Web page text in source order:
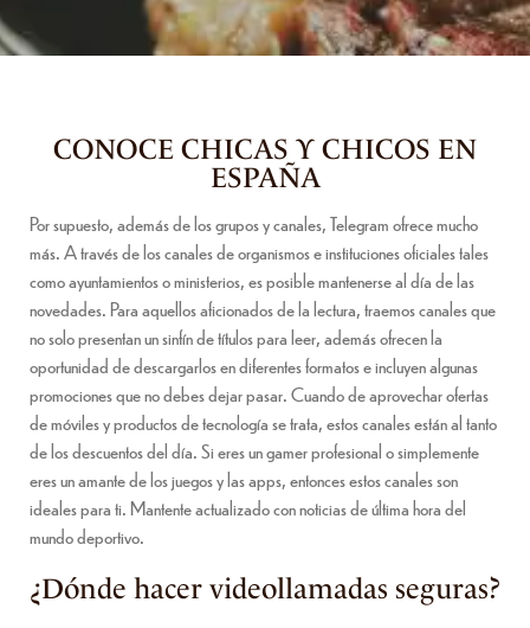
CONOCE CHICAS Y CHICOS EN
ESPAÑA
Por supuesto, además de los grupos y canales, Telegram ofrece mucho
más. A través de los canales de organismos e instituciones oficiales tales
como ayuntamientos o ministerios, es posible mantenerse al día de las
novedades. Para aquellos aficionados de la lectura, traemos canales que
no solo presentan un sinfín de títulos para leer, además ofrecen la
oportunidad de descargarlos en diferentes formatos e incluyen algunas
promociones que no debes dejar pasar. Cuando de aprovechar ofertas
de móviles y productos de tecnología se trata, estos canales están al tanto
de los descuentos del día. Si eres un gamer profesional o simplemente
eres un amante de los juegos y las apps, entonces estos canales son
ideales para ti. Mantente actualizado con noticias de última hora del
mundo deportivo.
¿Dónde hacer videollamadas seguras?